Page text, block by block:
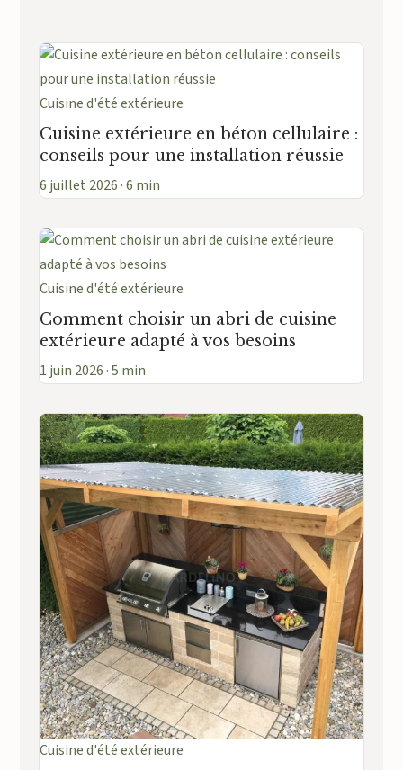
Cuisine d'été extérieure
Cuisine extérieure en béton cellulaire :
conseils pour une installation réussie
6 juillet 2026 · 6 min
Cuisine d'été extérieure
Comment choisir un abri de cuisine
extérieure adapté à vos besoins
1 juin 2026 · 5 min
Cuisine d'été extérieure